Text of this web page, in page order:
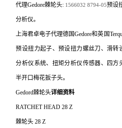
代理Gedore棘轮头: 15660328794-05预设
分析仪。
上海君卓电子代理德国Gedore和英国
预设扭力起子、预设扭力螺丝刀、滑转
分析仪系统、扭矩分析仪传感器、四方
半开口梅花扳子头。
Gedord棘轮头详细资料
RATCHET HEAD 28 Z
棘轮头 28 Z